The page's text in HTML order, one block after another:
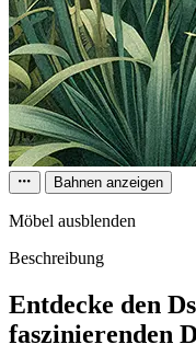
Bahnen anzeigen
Möbel ausblenden
Beschreibung
Entdecke den
faszinierenden